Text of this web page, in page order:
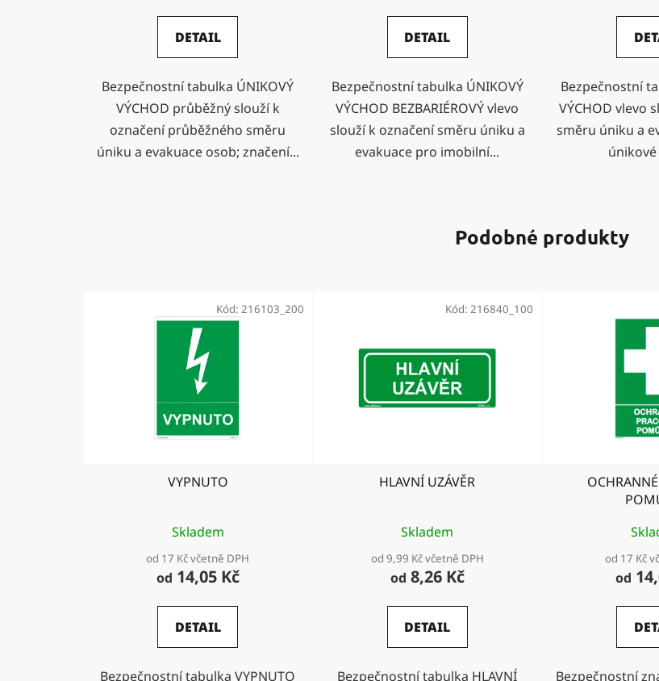
DETAIL
Bezpečnostní tabulka ÚNIKOVÝ
VÝCHOD průběžný slouží k
označení průběžného směru
úniku a evakuace osob; značení...
DETAIL
Bezpečnostní tabulka ÚNIKOVÝ
VÝCHOD BEZBARIÉROVÝ vlevo
slouží k označení směru úniku a
evakuace pro imobilní...
Bezpečnostní
VÝCHOD vlevo
směru úniku a
únikové
Podobné produkty
VYPNUTO
Skladem
od 17 Kč včetně DPH
od 14,05 Kč
DETAIL
Bezpečnostní tabulka VYPNUTO
Kód: 216103_200
HLAVNÍ UZÁVĚR
Skladem
od 9,99 Kč včetně DPH
od 8,26 Kč
DETAIL
Bezpečnostní tabulka HLAVNÍ
Kód: 216840_100
od 17 Kč
od
Bezpečnostní